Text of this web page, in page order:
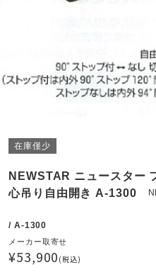
在庫僅少
NEWSTAR ニュースター
心吊り自由開き A-1300
/ A-1300
メーカー取寄せ
¥53,900 (税込)